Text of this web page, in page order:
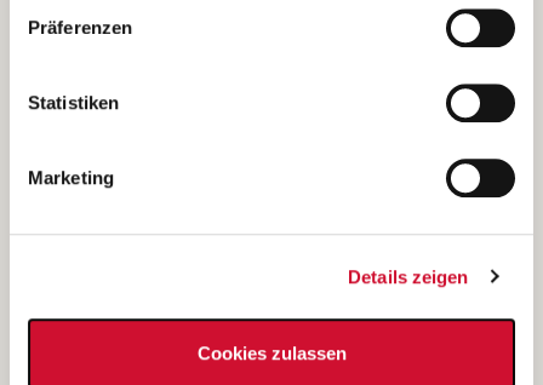
Ihre Einwilligung selbstverständlich jederzeit widerrufen,
indem Sie die Cookie-Einstellungen aufrufen und diese
unsererDatenschutzerklärung
Präferenzen
Statistiken
Marketing
Details zeigen
Cookies zulassen
Kantstraße 45a
(Ein Tochterunternehmen des AWO Bezirksverbandes Unterfranken
e.V.)
Bewerbung als Altenpflegehelfer*in
Bewerbung als Erzieher*in